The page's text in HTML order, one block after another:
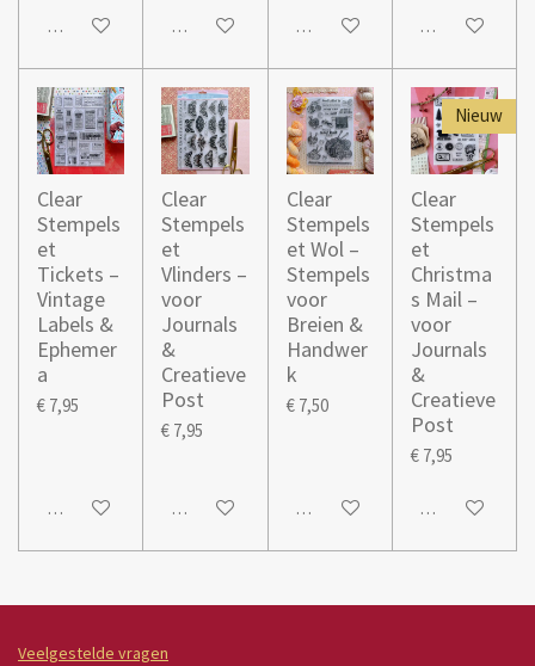
In winkelwagen In winkelwagen In winkelwagen In winkelwagen
Clear
Stempels
et
Tickets –
Vintage
Labels &
Ephemer
a
€ 7,95
In winkelwagen
Clear
Stempels
et
Vlinders –
voor
Journals
&
Creatieve
Post
€ 7,95
In winkelwagen
Clear
Stempels
et Wol –
Stempels
voor
Breien &
Handwer
k
€ 7,50
In winkelwagen
Nieuw
Clear
Stempels
et
Christma
s Mail –
voor
Journals
&
Creatieve
Post
€ 7,95
In winkelwagen
Veelgestelde vragen